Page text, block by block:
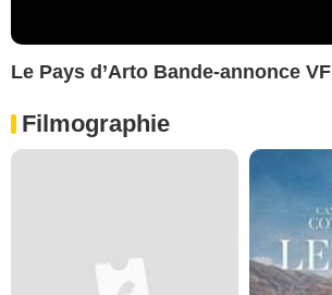
Le Pays d’Arto Bande-annonce VF
Filmographie